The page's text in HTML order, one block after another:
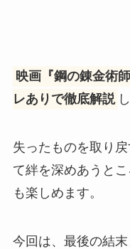
映画『鋼の錬金術
レありで徹底解説
失ったものを取り
て絆を深めあうと
も楽しめます。
今回は、最後の結